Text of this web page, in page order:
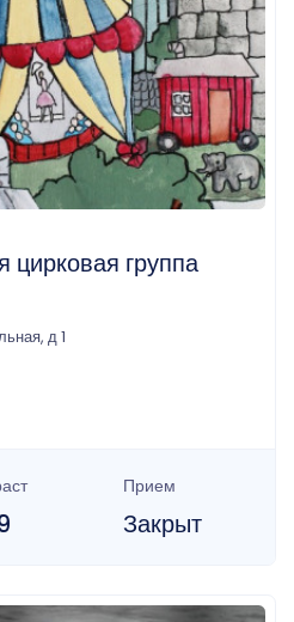
цирковая группа
д 1
Прием
Закрыт